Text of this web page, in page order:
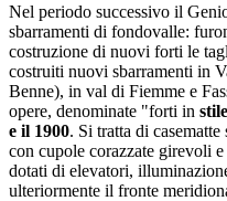
Nel periodo successivo il
sbarramenti di fondovalle:
costruzione di nuovi forti le
costruiti nuovi sbarramenti in
Benne), in val di Fiemme e
opere, denominate "forti in
e il 1900. Si tratta di
con cupole corazzate girevoli
dotati di elevatori,
ulteriormente il fronte